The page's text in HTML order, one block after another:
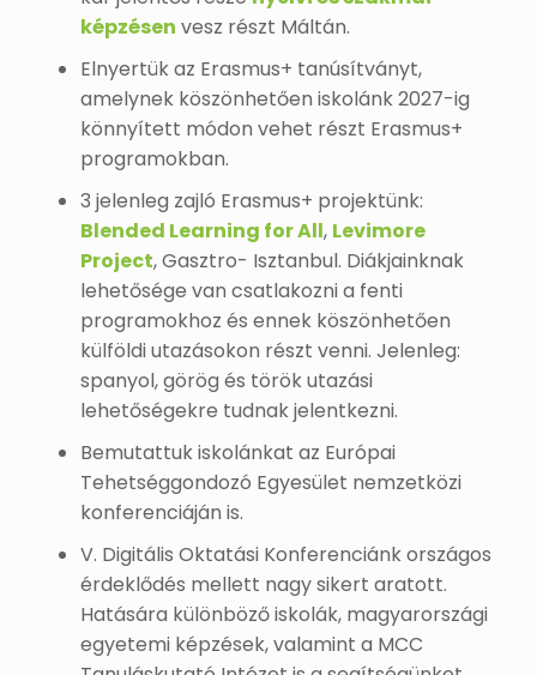
képzésen vesz részt Máltán.
Elnyertük az Erasmus+ tanúsítványt,
amelynek köszönhetően iskolánk 2027-ig
könnyített módon vehet részt Erasmus+
programokban.
3 jelenleg zajló Erasmus+ projektünk:
Blended Learning for All, Levimore
Project, Gasztro- Isztanbul. Diákjainknak
lehetősége van csatlakozni a fenti
programokhoz és ennek köszönhetően
külföldi utazásokon részt venni. Jelenleg:
spanyol, görög és török utazási
lehetőségekre tudnak jelentkezni.
Bemutattuk iskolánkat az Európai
Tehetséggondozó Egyesület nemzetközi
konferenciáján is.
V. Digitális Oktatási Konferenciánk országos
érdeklődés mellett nagy sikert aratott.
Hatására különböző iskolák, magyarországi
egyetemi képzések, valamint a MCC